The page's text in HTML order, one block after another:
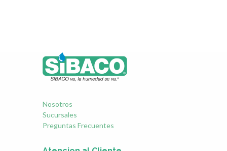
Nosotros
Sucursales
Preguntas Frecuentes